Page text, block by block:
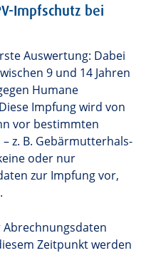
Impfschutz bei
Auswertung: Dabei
9 und 14 Jahren
Humane
Impfung wird von
vor bestimmten
z. B. Gebärmutterhals­
oder nur
zur Impfung vor,
Zeitpunkt werden